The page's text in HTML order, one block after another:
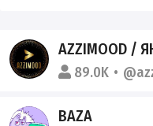
AZZIMOOD /
89.0K
BAZA